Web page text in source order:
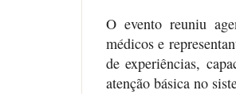
O evento reuniu
médicos e
de experiências,
atenção básica no